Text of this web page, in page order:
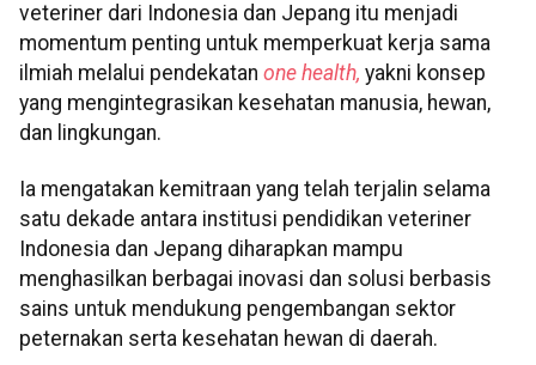
veteriner dari Indonesia dan Jepang itu menjadi
momentum penting untuk memperkuat kerja sama
ilmiah melalui pendekatan one health, yakni konsep
yang mengintegrasikan kesehatan manusia, hewan,
dan lingkungan.
Ia mengatakan kemitraan yang telah terjalin selama
satu dekade antara institusi pendidikan veteriner
Indonesia dan Jepang diharapkan mampu
menghasilkan berbagai inovasi dan solusi berbasis
sains untuk mendukung pengembangan sektor
peternakan serta kesehatan hewan di daerah.